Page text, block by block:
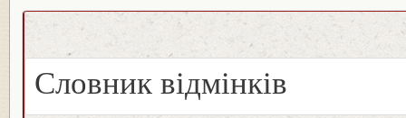
Словник відмінків